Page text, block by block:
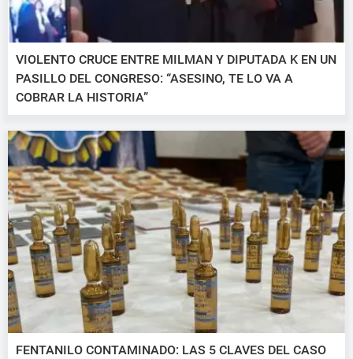
VIOLENTO CRUCE ENTRE MILMAN Y DIPUTADA K EN UN
PASILLO DEL CONGRESO: “ASESINO, TE LO VA A
COBRAR LA HISTORIA”
FENTANILO CONTAMINADO: LAS 5 CLAVES DEL CASO